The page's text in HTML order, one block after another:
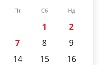
Пт Сб Нд
1
2
7 8
9
14 15
16